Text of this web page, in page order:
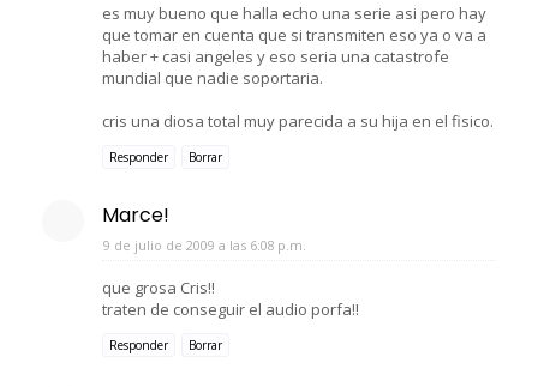
es muy bueno que halla echo una serie asi pero hay
que tomar en cuenta que si transmiten eso ya o va a
haber + casi angeles y eso seria una catastrofe
mundial que nadie soportaria.
cris una diosa total muy parecida a su hija en el fisico.
Responder Borrar
Marce!
9 de julio de 2009 a las 6:08 p.m.
que grosa Cris!!
traten de conseguir el audio porfa!!
Responder Borrar